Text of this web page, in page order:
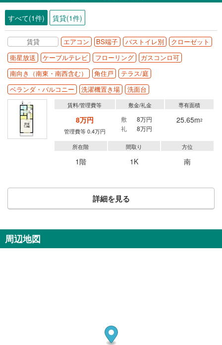
すべて(1件) 賃貸(1件)
賃貸 エアコン BS端子 バストイレ別
クローゼット
衛星放送
ケーブルテレビ フローリング
ガスコンロ可
南向き（南東・南西含む）
角住戸
テラス/庭
ベランダ・バルコニー
洗濯機置き場 洗面台
賃料/管理費等
8万円
管理費等 0.4万円
敷金/礼金
敷
8万円
礼
8万円
専有面積
25.65m2
所在階
1階
間取り
1K
方位
南
詳細を見る
周辺地図